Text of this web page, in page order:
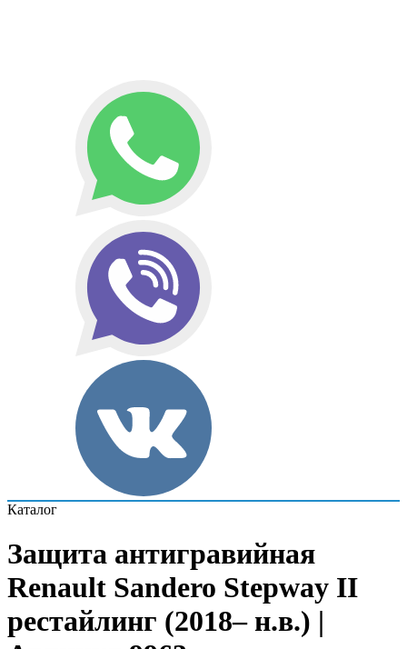
Каталог
Защита антигравийная
Renault Sandero Stepway II
рестайлинг (2018– н.в.) |